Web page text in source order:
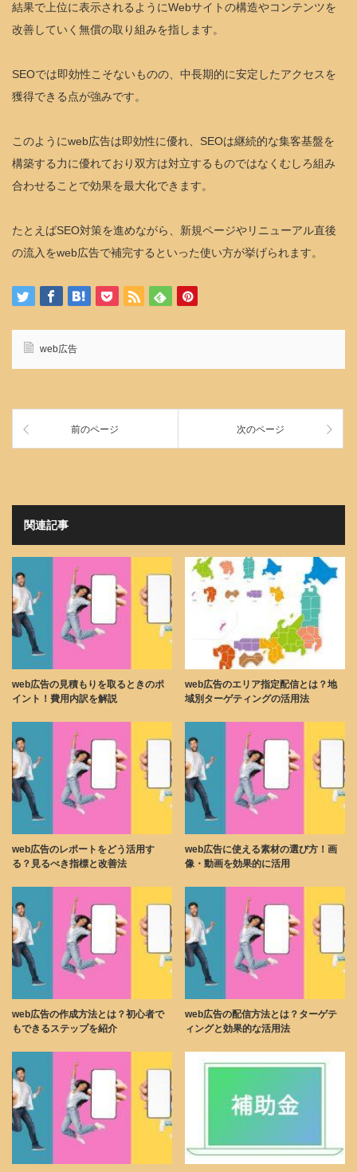
結果で上位に表示されるようにWebサイトの構造やコンテンツを
改善していく無償の取り組みを指します。
SEOでは即効性こそないものの、中長期的に安定したアクセスを
獲得できる点が強みです。
このようにweb広告は即効性に優れ、SEOは継続的な集客基盤を
構築する力に優れており双方は対立するものではなくむしろ組み
合わせることで効果を最大化できます。
たとえばSEO対策を進めながら、新規ページやリニューアル直後
の流入をweb広告で補完するといった使い方が挙げられます。
web広告
前のページ 次のページ
関連記事
web広告の見積もりを取るときのポ
イント！費用内訳を解説
web広告のエリア指定配信とは？地
域別ターゲティングの活用法
web広告のレポートをどう活用す
る？見るべき指標と改善法
web広告に使える素材の選び方！画
像・動画を効果的に活用
web広告の作成方法とは？初心者で
もできるステップを紹介
web広告の配信方法とは？ターゲテ
ィングと効果的な活用法